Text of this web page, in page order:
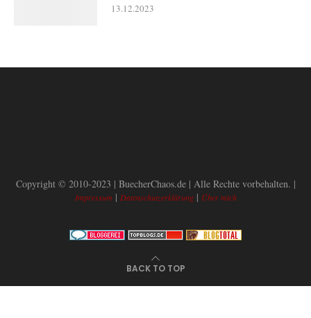
13.12.2023
Copyright © 2010-2023 | BuecherChaos.de | Alle Rechte vorbehalten. |
Impressum | Datenschutzerklärung| Über mich
BACK TO TOP